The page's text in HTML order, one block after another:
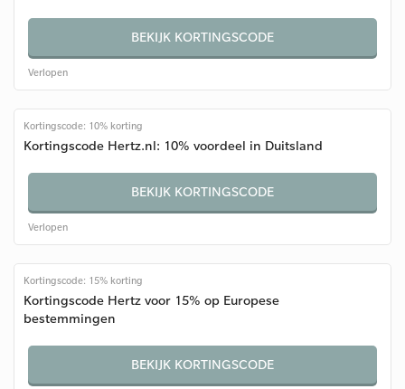
BEKIJK KORTINGSCODE
Verlopen
Kortingscode: 10% korting
Kortingscode Hertz.nl: 10% voordeel in Duitsland
BEKIJK KORTINGSCODE
Verlopen
Kortingscode: 15% korting
Kortingscode Hertz voor 15% op Europese
bestemmingen
BEKIJK KORTINGSCODE